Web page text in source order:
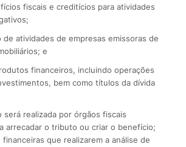
fiscais e creditícios para atividades
de atividades de empresas emissoras de
e
financeiros, incluindo operações
bem como títulos da dívida
será realizada por órgãos fiscais
arrecadar o tributo ou criar o benefício;
que realizarem a análise de